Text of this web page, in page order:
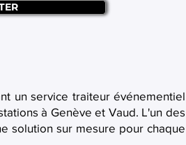
un service traiteur événementiel
à Genève et Vaud. L'un des
solution sur mesure pour chaque